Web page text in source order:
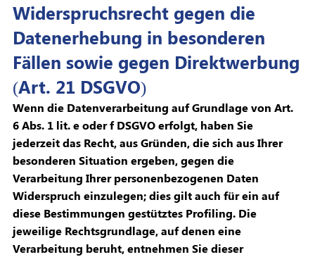
Widerspruchsrecht gegen die
Datenerhebung in besonderen
Fällen sowie gegen Direktwerbung
(Art. 21 DSGVO)
Wenn die Datenverarbeitung auf Grundlage von Art.
6 Abs. 1 lit. e oder f DSGVO erfolgt, haben Sie
jederzeit das Recht, aus Gründen, die sich aus Ihrer
besonderen Situation ergeben, gegen die
Verarbeitung Ihrer personenbezogenen Daten
Widerspruch einzulegen; dies gilt auch für ein auf
diese Bestimmungen gestütztes Profiling. Die
jeweilige Rechtsgrundlage, auf denen eine
Verarbeitung beruht, entnehmen Sie dieser